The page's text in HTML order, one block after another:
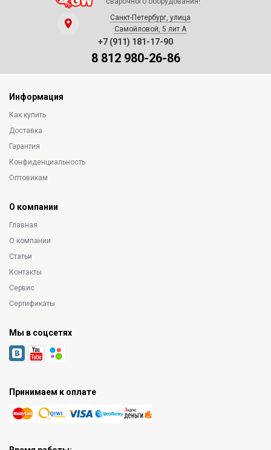
Санкт-Петербург, улица
Самойловой, 5 лит А
+7 (911) 181-17-90
8 812 980-26-86
Информация
Как купить
Доставка
Гарантия
Конфиденциальность
Оптовикам
О компании
Главная
О компании
Статьи
Контакты
Сервис
Сертификаты
Мы в соцсетях
Принимаем к оплате